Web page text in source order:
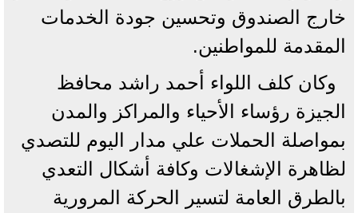
خارج الصندوق وتحسين جودة الخدمات
المقدمة للمواطنين.
وكان كلف اللواء أحمد راشد محافظ
الجيزة رؤساء الأحياء والمراكز والمدن
بمواصلة الحملات علي مدار اليوم للتصدي
لظاهرة الإشغالات وكافة أشكال التعدي
بالطرق العامة لتسير الحركة المرورية